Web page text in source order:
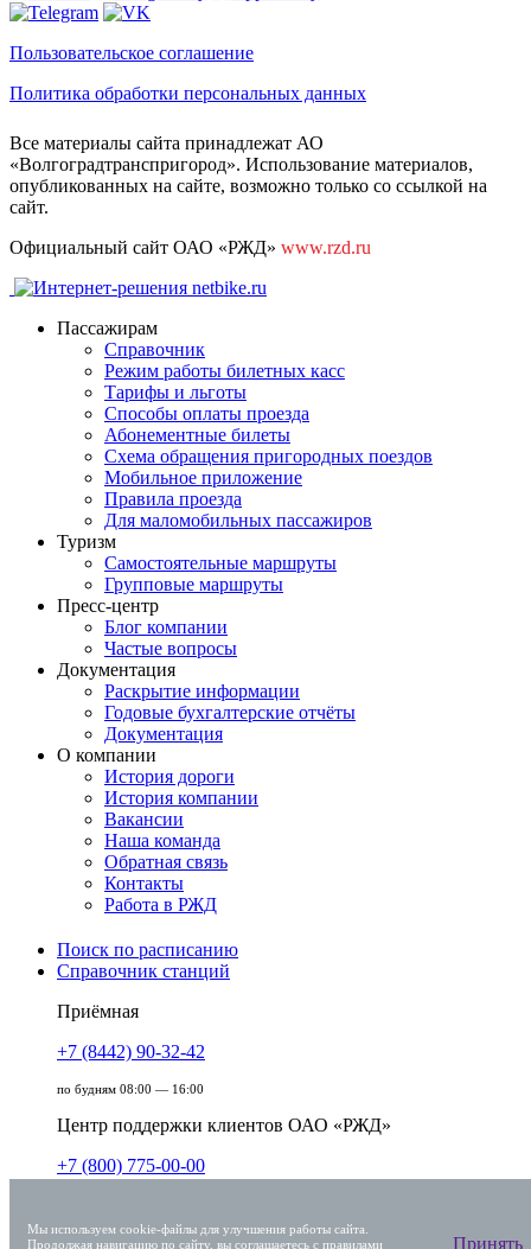
Пользовательское соглашение
Политика обработки персональных данных
Все материалы сайта принадлежат АО
«Волгоградтранспригород». Использование материалов,
опубликованных на сайте, возможно только со ссылкой на
сайт.
Официальный сайт ОАО «РЖД» www.rzd.ru
Пассажирам
Справочник
Режим работы билетных касс
Тарифы и льготы
Способы оплаты проезда
Абонементные билеты
Схема обращения пригородных поездов
Мобильное приложение
Правила проезда
Для маломобильных пассажиров
Туризм
Самостоятельные маршруты
Групповые маршруты
Пресс-центр
Блог компании
Частые вопросы
Документация
Раскрытие информации
Годовые бухгалтерские отчёты
Документация
О компании
История дороги
История компании
Вакансии
Наша команда
Обратная связь
Контакты
Работа в РЖД
Поиск по расписанию
Справочник станций
Приёмная
+7 (8442) 90-32-42
по будням 08:00 — 16:00
Центр поддержки клиентов ОАО «РЖД»
+7 (800) 775-00-00
Единый номер вызова экстренных служб
Мы используем cookie-файлы для улучшения работы сайта.
Продолжая навигацию по сайту, вы соглашаетесь с правилами Принять